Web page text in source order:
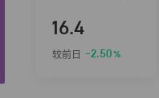
16.4
较前日 -2.50%